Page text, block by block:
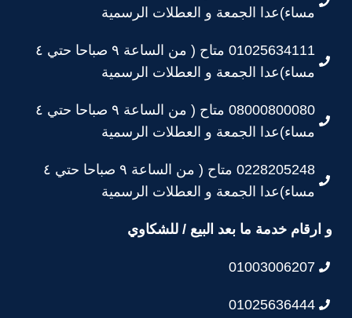
مساء)عدا الجمعة و العطلات الرسمية
01025634111 متاح ( من الساعة ٩ صباحا حتي ٤
مساء)عدا الجمعة و العطلات الرسمية
08000800080 متاح ( من الساعة ٩ صباحا حتي ٤
مساء)عدا الجمعة و العطلات الرسمية
0228205248 متاح ( من الساعة ٩ صباحا حتي ٤
مساء)عدا الجمعة و العطلات الرسمية
و ارقام خدمة ما بعد البيع / للشكاوي
01003006207
01025636444